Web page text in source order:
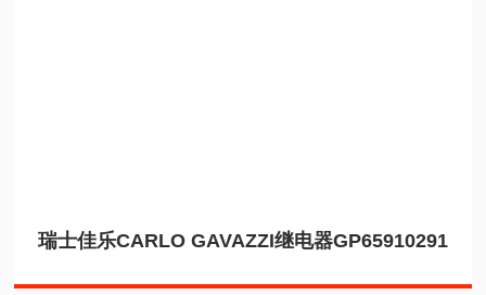
瑞士佳乐CARLO GAVAZZI继电器GP65910291